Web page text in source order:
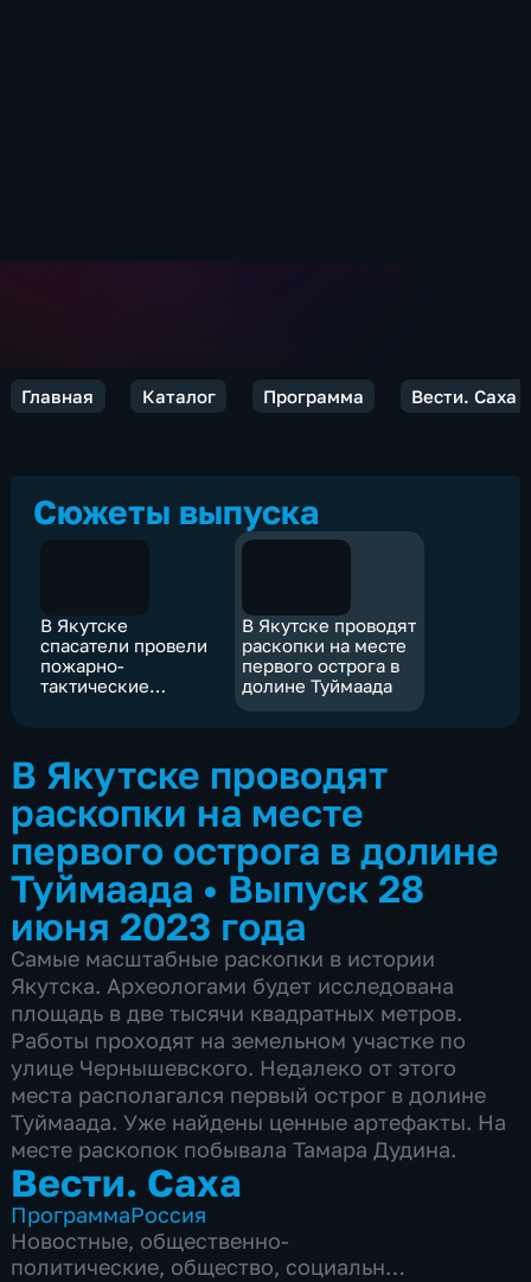
Главная Каталог Программа Вести. Саха
Сюжеты выпуска
В Якутске
спасатели провели
пожарно-
тактические
В Якутске проводят
раскопки на месте
первого острога в
долине Туймаада
В Якутске проводят
раскопки на месте
первого острога в долине
Туймаада • Выпуск 28
июня 2023 года
Самые масштабные раскопки в истории
Якутска. Археологами будет исследована
площадь в две тысячи квадратных метров.
Работы проходят на земельном участке по
улице Чернышевского. Недалеко от этого
места располагался первый острог в долине
Туймаада. Уже найдены ценные артефакты. На
месте раскопок побывала Тамара Дудина.
Вести. Саха
ПрограммаРоссия
Новостные, общественно-
политические, общество, социально-